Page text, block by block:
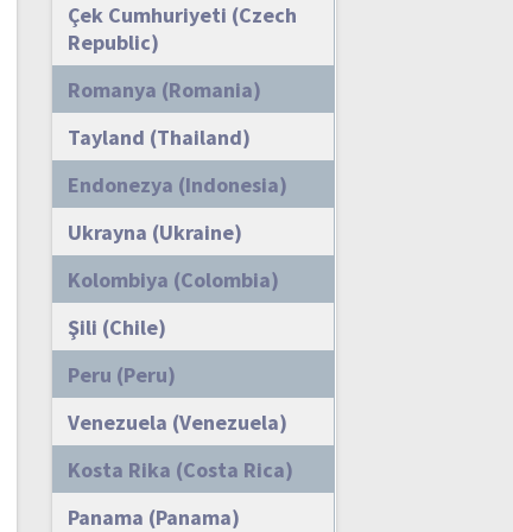
Çek Cumhuriyeti (Czech
Republic)
Romanya (Romania)
Tayland (Thailand)
Endonezya (Indonesia)
Ukrayna (Ukraine)
Kolombiya (Colombia)
Şili (Chile)
Peru (Peru)
Venezuela (Venezuela)
Kosta Rika (Costa Rica)
Panama (Panama)